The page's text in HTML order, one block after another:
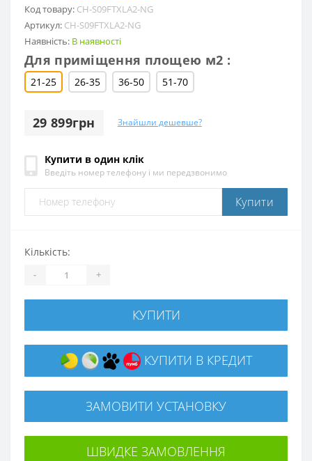
Код товару: CH-S09FTXLA2-NG
Артикул: CH-S09FTXLA2-NG
Наявність: В наявності
Для приміщення площею м2 :
21-25 26-35 36-50 51-70
29 899грн Знайшли дешевше?
Купити в один клік
Введіть номер телефону і ми передзвонимо
Купити
Кількість:
- +
КУПИТИ
КУПИТИ В КРЕДИТ
ЗАМОВИТИ УСТАНОВКУ
ШВИДКЕ ЗАМОВЛЕННЯ